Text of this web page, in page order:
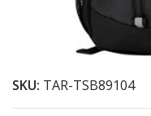
SKU: TAR-TSB89104